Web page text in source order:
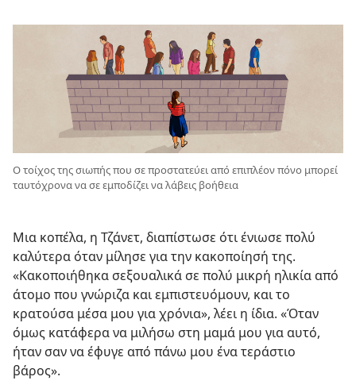
Ο τοίχος της σιωπής που σε προστατεύει από επιπλέον πόνο μπορεί
ταυτόχρονα να σε εμποδίζει να λάβεις βοήθεια
Μια κοπέλα, η Τζάνετ, διαπίστωσε ότι ένιωσε πολύ
καλύτερα όταν μίλησε για την κακοποίησή της.
«Κακοποιήθηκα σεξουαλικά σε πολύ μικρή ηλικία από
άτομο που γνώριζα και εμπιστευόμουν, και το
κρατούσα μέσα μου για χρόνια», λέει η ίδια. «Όταν
όμως κατάφερα να μιλήσω στη μαμά μου για αυτό,
ήταν σαν να έφυγε από πάνω μου ένα τεράστιο
βάρος».